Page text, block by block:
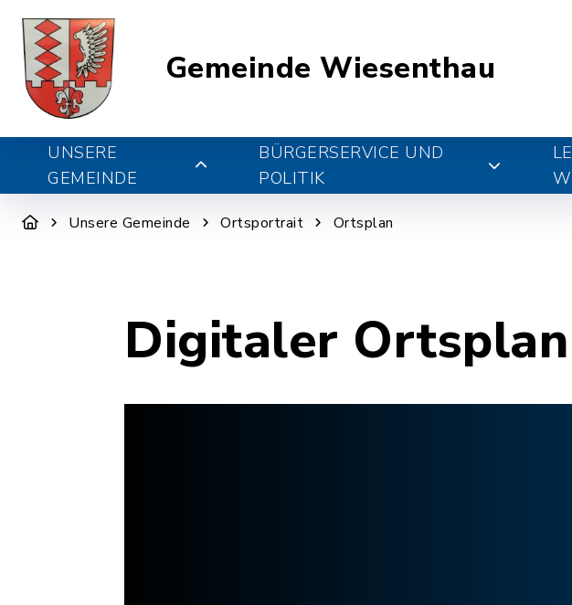
Gemeinde Wiesenthau
UNSERE
GEMEINDE
BÜRGERSERVICE UND
POLITIK
Unsere Gemeinde Ortsportrait Ortsplan
Digitaler Ortsplan